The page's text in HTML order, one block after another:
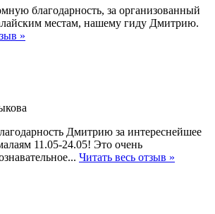
благодарность, за организованный
местам, нашему гиду Дмитрию.
»
Дмитрию за интереснейшее
11.05-24.05! Это очень
Читать весь отзыв »